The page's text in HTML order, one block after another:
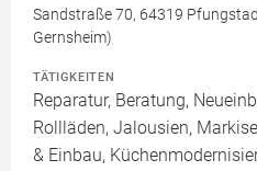
Sandstraße 70, 64319
Gernsheim)
TÄTIGKEITEN
Reparatur, Beratung,
Rollläden, Jalousien,
& Einbau,